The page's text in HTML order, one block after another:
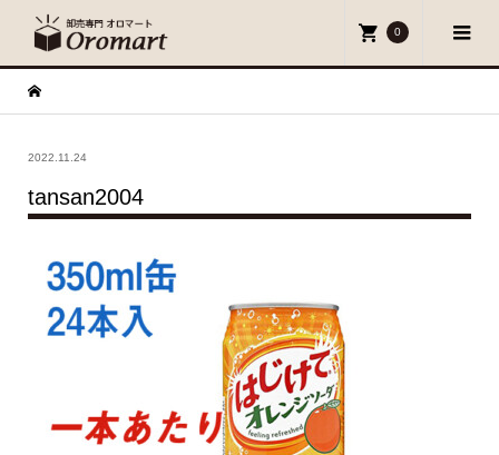
0
2022.11.24
tansan2004